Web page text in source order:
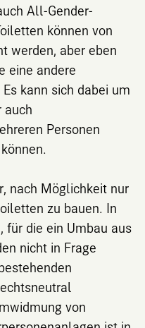
All-Gender-
können von
werden, aber eben
eine andere
kann sich dabei um
auch
Personen
nach Möglichkeit nur
zu bauen. In
für die ein Umbau aus
nicht in Frage
von